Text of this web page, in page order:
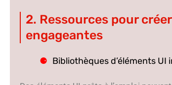
2. Ressources pour
engageantes
Bibliothèques d’éléments UI